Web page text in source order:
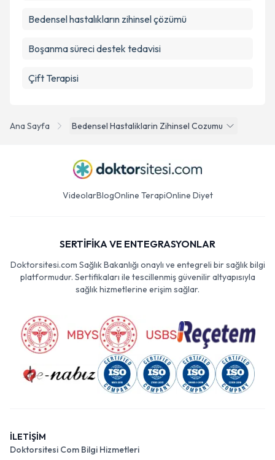
Ana Sayfa Bedensel Hastaliklarin Zihinsel Cozumu
Bedensel hastalıkların zihinsel çözümü
Boşanma süreci destek tedavisi
Çift Terapisi
VideolarBlogOnline TerapiOnline Diyet
SERTİFİKA VE ENTEGRASYONLAR
Doktorsitesi.com Sağlık Bakanlığı onaylı ve entegreli bir sağlık bilgi
platformudur. Sertifikaları ile tescillenmiş güvenilir altyapısıyla
sağlık hizmetlerine erişim sağlar.
İLETİŞİM
Doktorsitesi Com Bilgi Hizmetleri